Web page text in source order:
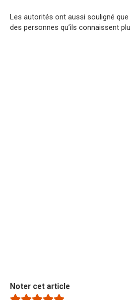
Les autorités ont aussi souligné que
des personnes qu’ils connaissent
Noter cet article